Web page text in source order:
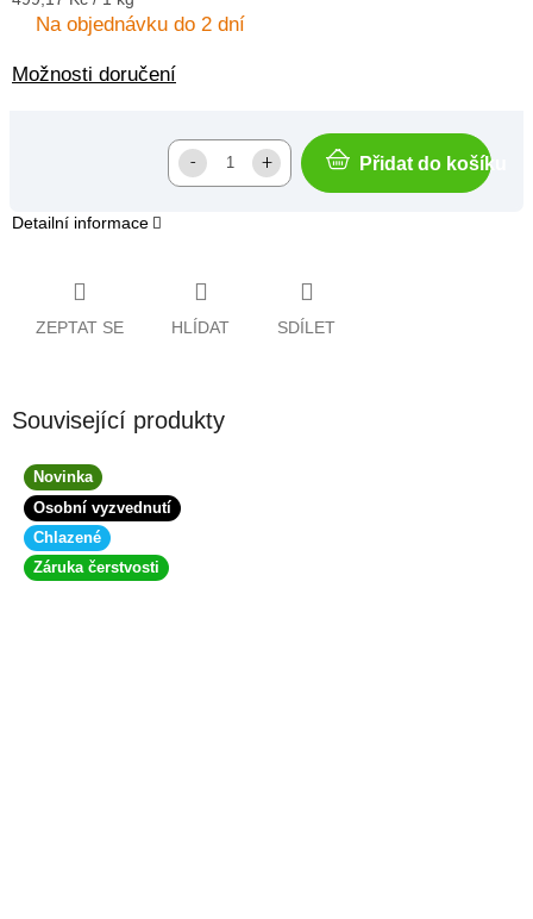
cena:Na objednávku do 2 dní
Možnosti doručení
Přidat do košíku
Detailní informace
ZEPTAT SE HLÍDAT SDÍLET
Související produkty
Novinka
Osobní vyzvednutí
Chlazené
Záruka čerstvosti